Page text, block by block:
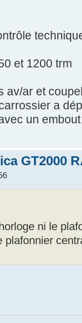
et 1200 trm
av/ar et
a
un
GT2000
ni le
plafonnier